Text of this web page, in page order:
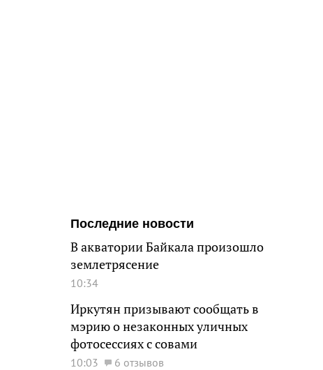
Последние новости
В акватории Байкала произошло
землетрясение
10:34
Иркутян призывают сообщать в
мэрию о незаконных уличных
фотосессиях с совами
10:03 6 отзывов